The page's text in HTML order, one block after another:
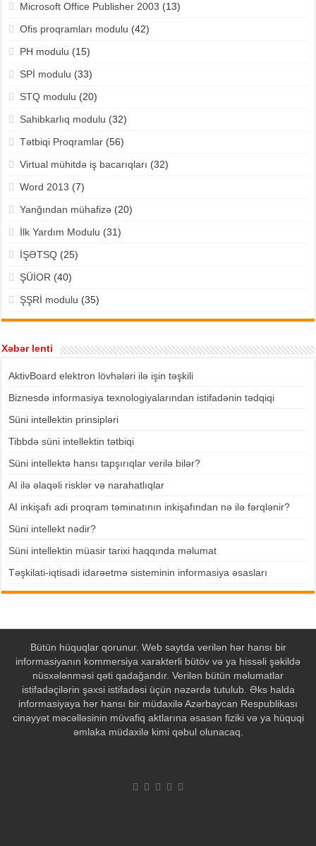
Microsoft Office Publisher 2003 (13)
Ofis proqramları modulu (42)
PH modulu (15)
SPİ modulu (33)
STQ modulu (20)
Sahibkarlıq modulu (32)
Tətbiqi Proqramlar(56)
Virtual mühitdə iş bacarıqları (32)
Word 2013 (7)
Yanğından mühafizə(20)
İlk Yardım Modulu (31)
İŞƏTSQ(25)
ŞÜİOR (40)
ŞŞRİ modulu (35)
Xəbər lenti
AktivBoard elektron lövhələri ilə işin təşkili
Biznesdə informasiya texnologiyalarından istifadənin tədqiqi
Süni intellektin prinsipləri
Tibbdə süni intellektin tətbiqi
Süni intellektə hansı tapşırıqlar verilə bilər?
AI ilə əlaqəli risklər və narahatlıqlar
AI inkişafı adi proqram təminatının inkişafından nə ilə fərqlənir?
Süni intellekt nədir?
Süni intellektin müasir tarixi haqqında məlumat
Təşkilati-iqtisadi idarəetmə sisteminin informasiya əsasları
Bütün hüquqlar qorunur. Web saytda verilən hər hansı bir
informasiyanın kommersiya xarakterli bütöv və ya hissəli şəkildə
nüsxələnməsi qəti qadağandır. Verilən bütün məlumatlar
istifadəçilərin şəxsi istifadəsi üçün nəzərdə tutulub. Əks halda
informasiyaya hər hansı bir müdaxilə Azərbaycan Respublikası
cinayyət məcəlləsinin müvafiq aktlarına əsasən fiziki və ya hüquqi
əmlaka müdaxilə kimi qəbul olunacaq.